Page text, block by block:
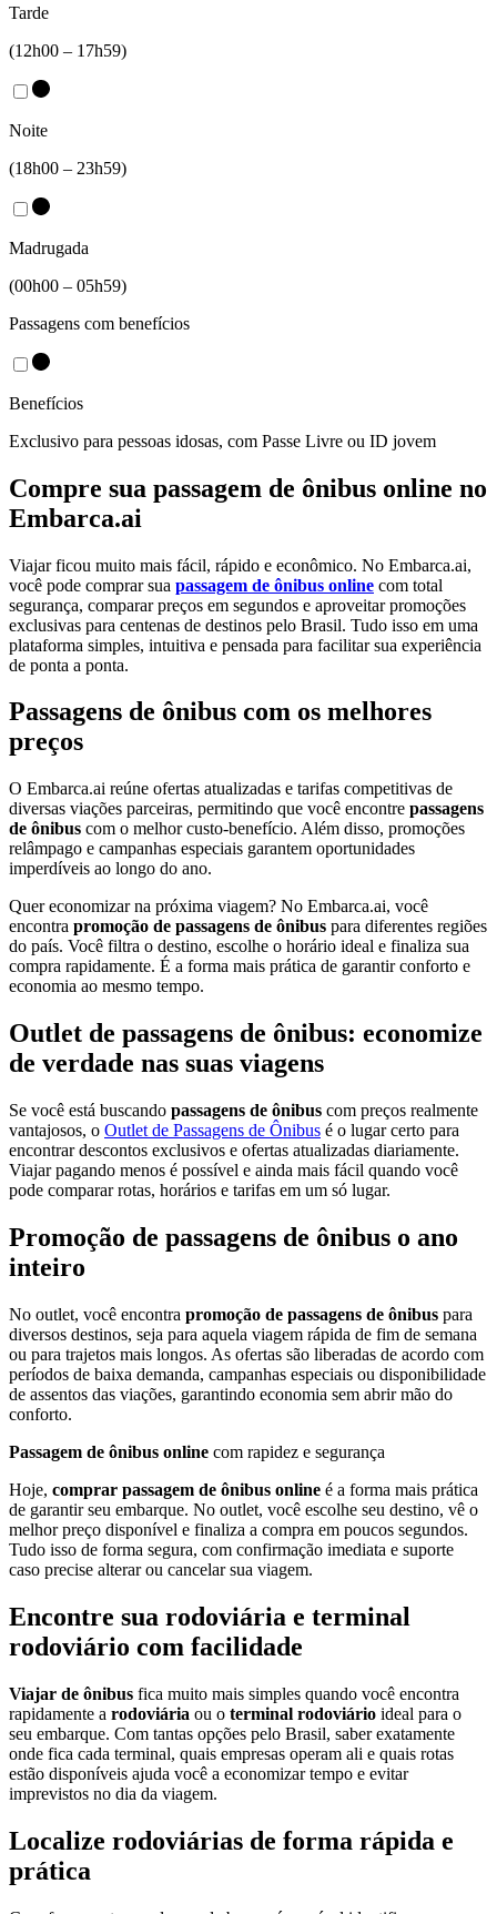
Tarde
(12h00 – 17h59)
Noite
(18h00 – 23h59)
Madrugada
(00h00 – 05h59)
Passagens com benefícios
Benefícios
Exclusivo para pessoas idosas, com Passe Livre ou ID jovem
Compre sua passagem de ônibus online no
Embarca.ai
Viajar ficou muito mais fácil, rápido e econômico. No Embarca.ai,
você pode comprar sua passagem de ônibus online com total
segurança, comparar preços em segundos e aproveitar promoções
exclusivas para centenas de destinos pelo Brasil. Tudo isso em uma
plataforma simples, intuitiva e pensada para facilitar sua experiência
de ponta a ponta.
Passagens de ônibus com os melhores
preços
O Embarca.ai reúne ofertas atualizadas e tarifas competitivas de
diversas viações parceiras, permitindo que você encontre passagens
de ônibus com o melhor custo-benefício. Além disso, promoções
relâmpago e campanhas especiais garantem oportunidades
imperdíveis ao longo do ano.
Quer economizar na próxima viagem? No Embarca.ai, você
encontra promoção de passagens de ônibus para diferentes regiões
do país. Você filtra o destino, escolhe o horário ideal e finaliza sua
compra rapidamente. É a forma mais prática de garantir conforto e
economia ao mesmo tempo.
Outlet de passagens de ônibus: economize
de verdade nas suas viagens
Se você está buscando passagens de ônibus com preços realmente
vantajosos, o Outlet de Passagens de Ônibus é o lugar certo para
encontrar descontos exclusivos e ofertas atualizadas diariamente.
Viajar pagando menos é possível e ainda mais fácil quando você
pode comparar rotas, horários e tarifas em um só lugar.
Promoção de passagens de ônibus o ano
inteiro
No outlet, você encontra promoção de passagens de ônibus para
diversos destinos, seja para aquela viagem rápida de fim de semana
ou para trajetos mais longos. As ofertas são liberadas de acordo com
períodos de baixa demanda, campanhas especiais ou disponibilidade
de assentos das viações, garantindo economia sem abrir mão do
conforto.
Passagem de ônibus online com rapidez e segurança
Hoje, comprar passagem de ônibus online é a forma mais prática
de garantir seu embarque. No outlet, você escolhe seu destino, vê o
melhor preço disponível e finaliza a compra em poucos segundos.
Tudo isso de forma segura, com confirmação imediata e suporte
caso precise alterar ou cancelar sua viagem.
Encontre sua rodoviária e terminal
rodoviário com facilidade
Viajar de ônibus fica muito mais simples quando você encontra
rapidamente a rodoviária ou o terminal rodoviário ideal para o
seu embarque. Com tantas opções pelo Brasil, saber exatamente
onde fica cada terminal, quais empresas operam ali e quais rotas
estão disponíveis ajuda você a economizar tempo e evitar
imprevistos no dia da viagem.
Localize rodoviárias de forma rápida e
prática